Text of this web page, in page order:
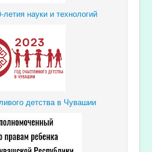
летия науки и технологий
детства в Чувашии